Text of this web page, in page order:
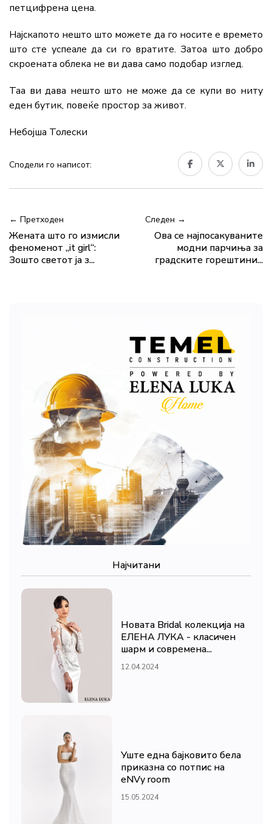
петцифрена цена.
Најскапото нешто што можете да го носите е времето
што сте успеале да си го вратите. Затоа што добро
скроената облека не ви дава само подобар изглед.
Таа ви дава нешто што не може да се купи во ниту
еден бутик, повеќе простор за живот.
Небојша Толески
Сподели го написот:
← Претходен
Жената што го измисли
феноменот „it girl“:
Зошто светот ја з...
Следен →
Ова се најпосакуваните
модни парчиња за
градските горештини...
Најчитани
Новата Bridal колекција на
ЕЛЕНА ЛУКА - класичен
шарм и современа...
12.04.2024
Уште една бајковито бела
приказна со потпис на
eNVy room
15.05.2024